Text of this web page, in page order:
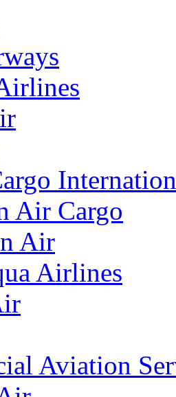
Air Cargo
Air
Airlines
Aviation